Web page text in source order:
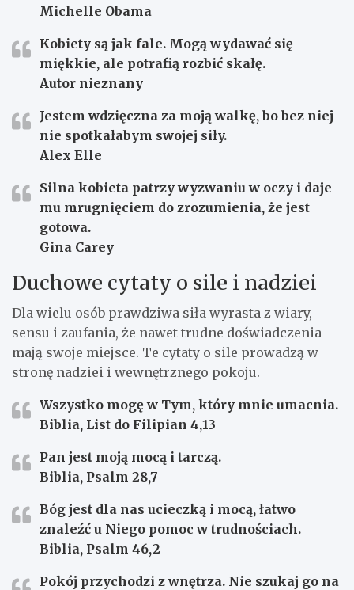
Michelle Obama
Kobiety są jak fale. Mogą wydawać się
miękkie, ale potrafią rozbić skałę.
Autor nieznany
Jestem wdzięczna za moją walkę, bo bez niej
nie spotkałabym swojej siły.
Alex Elle
Silna kobieta patrzy wyzwaniu w oczy i daje
mu mrugnięciem do zrozumienia, że jest
gotowa.
Gina Carey
Duchowe cytaty o sile i nadziei
Dla wielu osób prawdziwa siła wyrasta z wiary,
sensu i zaufania, że nawet trudne doświadczenia
mają swoje miejsce. Te cytaty o sile prowadzą w
stronę nadziei i wewnętrznego pokoju.
Wszystko mogę w Tym, który mnie umacnia.
Biblia, List do Filipian 4,13
Pan jest moją mocą i tarczą.
Biblia, Psalm 28,7
Bóg jest dla nas ucieczką i mocą, łatwo
znaleźć u Niego pomoc w trudnościach.
Biblia, Psalm 46,2
Pokój przychodzi z wnętrza. Nie szukaj go na